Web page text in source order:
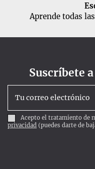
Aprende todas
Suscríbete
Acepto el tratamiento de
privacidad (puedes darte de